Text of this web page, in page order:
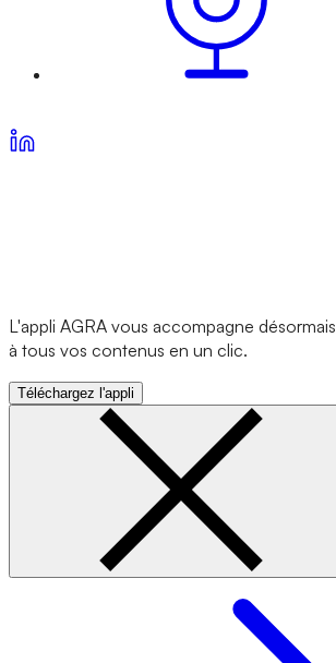
L'appli AGRA vous accompagne
à tous vos contenus en un clic.
Téléchargez l'appli